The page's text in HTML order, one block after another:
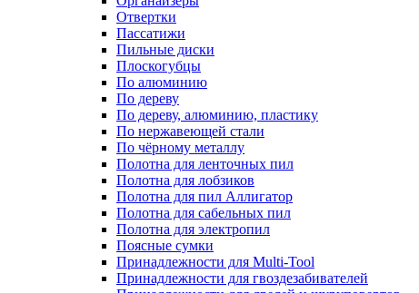
Отвертки
Пассатижи
Пильные диски
Плоскогубцы
По алюминию
По дереву
По дереву, алюминию, пластику
По нержавеющей стали
По чёрному металлу
Полотна для ленточных пил
Полотна для лобзиков
Полотна для пил Аллигатор
Полотна для сабельных пил
Полотна для электропил
Поясные сумки
Принадлежности для Multi-Tool
Принадлежности для гвоздезабивателей